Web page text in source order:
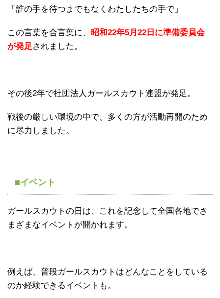
「誰の手を待つまでもなくわたしたちの手で」
この言葉を合言葉に、 昭和22年5月22日に準備委員会
が発足されました。
その後2年で社団法人ガールスカウト連盟が発足。
戦後の厳しい環境の中で、多くの方が活動再開のため
に尽力しました。
■イベント
ガールスカウトの日は、これを記念して全国各地でさ
まざまなイベントが開かれます。
例えば、普段ガールスカウトはどんなことをしている
のか経験できるイベントも。